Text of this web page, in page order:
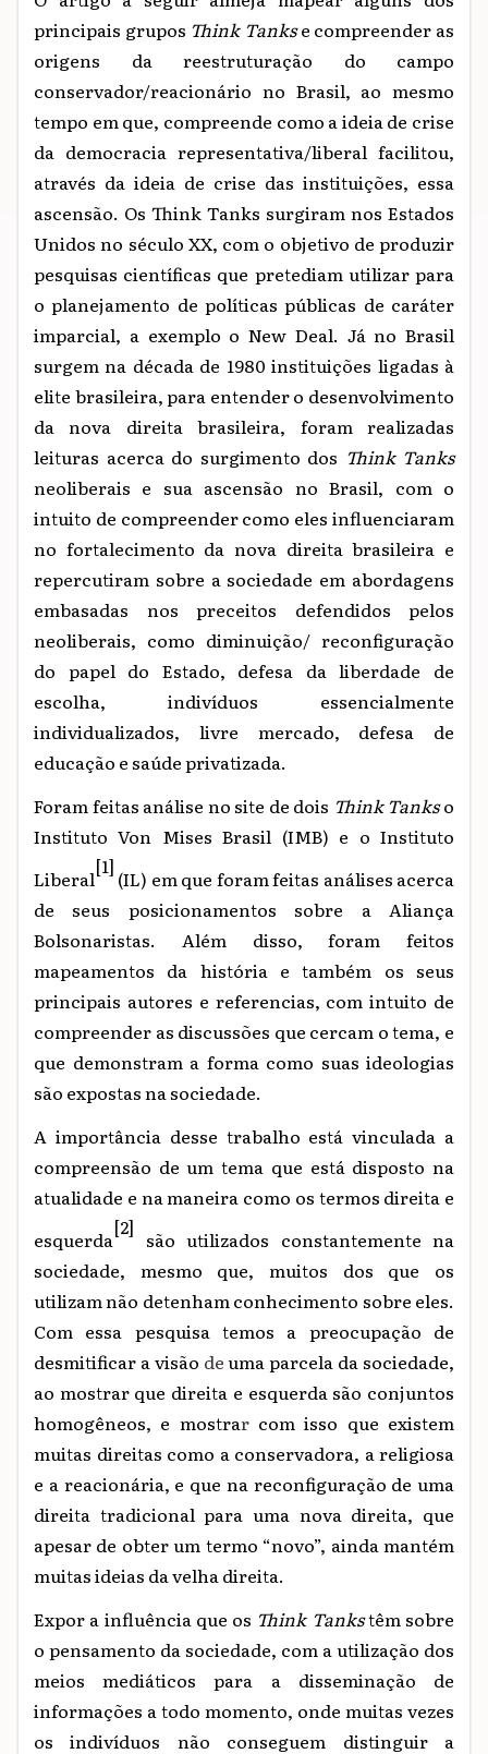
principais grupos Think Tankse compreender as
origens da reestruturação do campo
conservador/reacionário no Brasil, ao mesmo
tempo em que, compreende como a ideia de crise
da democracia representativa/liberal facilitou,
através da ideia de crise das instituições, essa
ascensão. Os Think Tanks surgiram nos Estados
Unidos no século XX, com o objetivo de produzir
pesquisas científicas que pretediam utilizar para
o planejamento de políticas públicas de caráter
imparcial, a exemplo o New Deal. Já no Brasil
surgem na década de 1980 instituições ligadas à
elite brasileira, para entender o desenvolvimento
da nova direita brasileira, foram realizadas
leituras acerca do surgimento dos Think Tanks
neoliberais e sua ascensão no Brasil, com o
intuito de compreender como eles influenciaram
no fortalecimento da nova direita brasileira e
repercutiram sobre a sociedade em abordagens
embasadas nos preceitos defendidos pelos
neoliberais, como diminuição/ reconfiguração
do papel do Estado, defesa da liberdade de
escolha, indivíduos essencialmente
individualizados, livre mercado, defesa de
educação e saúde privatizada.
Foram feitas análise no site de dois Think Tankso
Instituto Von Mises Brasil (IMB) e o Instituto
Liberal[1] (IL) em que foram feitas análises acerca
de seus posicionamentos sobre a Aliança
Bolsonaristas. Além disso, foram feitos
mapeamentos da história e também os seus
principais autores e referencias, com intuito de
compreender as discussões que cercam o tema, e
que demonstram a forma como suas ideologias
são expostas na sociedade.
A importância desse trabalho está vinculada a
compreensão de um tema que está disposto na
atualidade e na maneira como os termos direita e
esquerda[2] são utilizados constantemente na
sociedade, mesmo que, muitos dos que os
utilizam não detenham conhecimento sobre eles.
Com essa pesquisa temos a preocupação de
desmitificar a visão deuma parcela da sociedade,
ao mostrar que direita e esquerda são conjuntos
homogêneos, e mostrar com isso que existem
muitas direitas como a conservadora, a religiosa
e a reacionária, e que na reconfiguração de uma
direita tradicional para uma nova direita, que
apesar de obter um termo “novo”, ainda mantém
muitas ideias da velha direita.
Expor a influência que os Think Tankstêm sobre
o pensamento da sociedade, com a utilização dos
meios mediáticos para a disseminação de
informações a todo momento, onde muitas vezes
os indivíduos não conseguem distinguir a